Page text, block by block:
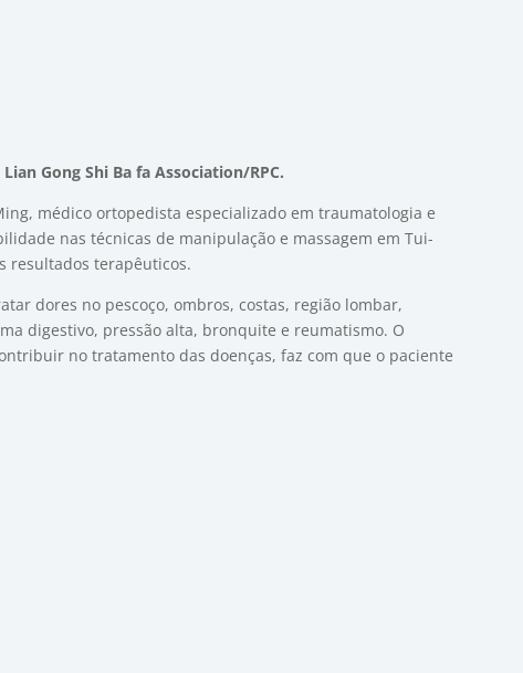
Gong Shi Ba fa Association/RPC.
médico ortopedista especializado em traumatologia e
nas técnicas de manipulação e massagem em Tui-
resultados terapêuticos.
dores no pescoço, ombros, costas, região lombar,
digestivo, pressão alta, bronquite e reumatismo. O
no tratamento das doenças, faz com que o paciente